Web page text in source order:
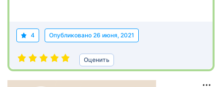
4 Опубликовано 26 июня, 2021
Оценить